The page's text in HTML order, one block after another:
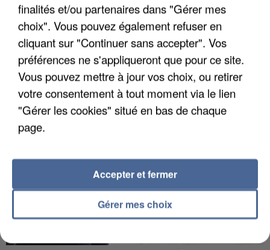
APRÈS TOUTES CES CANICULES, LES REFUGES
DE FAUNE SAUVAGE SONT...
finalités et/ou partenaires dans "Gérer mes
choix". Vous pouvez également refuser en
cliquant sur "Continuer sans accepter". Vos
préférences ne s'appliqueront que pour ce site.
Vous pouvez mettre à jour vos choix, ou retirer
votre consentement à tout moment via le lien
"Gérer les cookies" situé en bas de chaque
page.
Gérer mes choix
Accepter et fermer